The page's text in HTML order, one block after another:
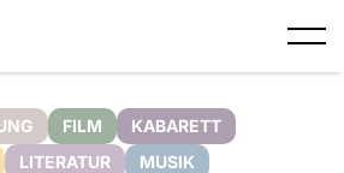
FILM
KABARETT
LITERATUR
MUSIK